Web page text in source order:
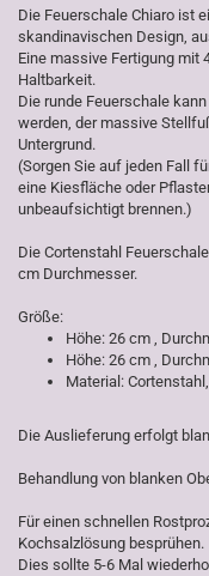
Die Feuerschale Chiaro ist
skandinavischen Design,
Eine massive Fertigung mit
Haltbarkeit.
Die runde Feuerschale
werden, der massive
Untergrund.
(Sorgen Sie auf jeden Fall
eine Kiesfläche oder
unbeaufsichtigt brennen.)
Die Cortenstahl
cm Durchmesser.
Größe:
Höhe: 26 cm ,
Höhe: 26 cm ,
Material:
Die Auslieferung erfolgt
Behandlung von blanken
Für einen schnellen
Kochsalzlösung besprühen.
Dies sollte 5-6 Mal